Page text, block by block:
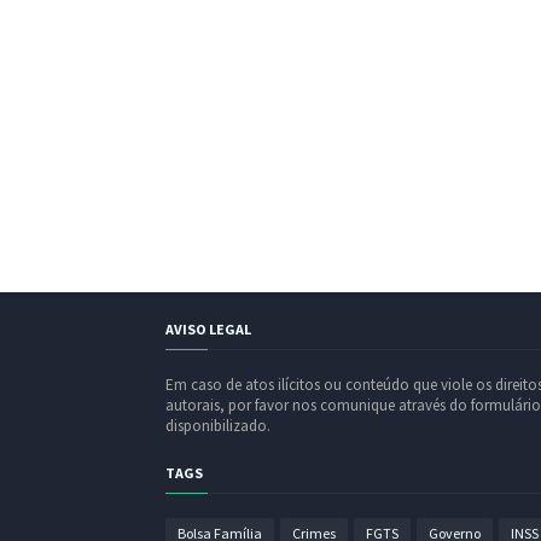
AVISO LEGAL
Em caso de atos ilícitos ou conteúdo que viole os
autorais, por favor nos comunique através do formulário
disponibilizado.
TAGS
Bolsa Família Crimes FGTS Governo INSS